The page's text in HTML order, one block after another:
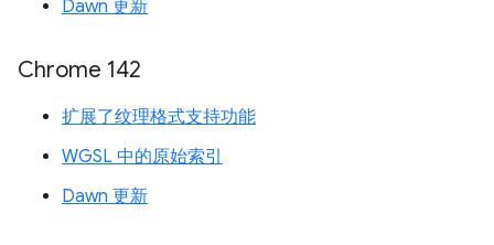
Dawn 更新
Chrome 142
扩展了纹理格式支持功能
WGSL 中的原始索引
Dawn 更新